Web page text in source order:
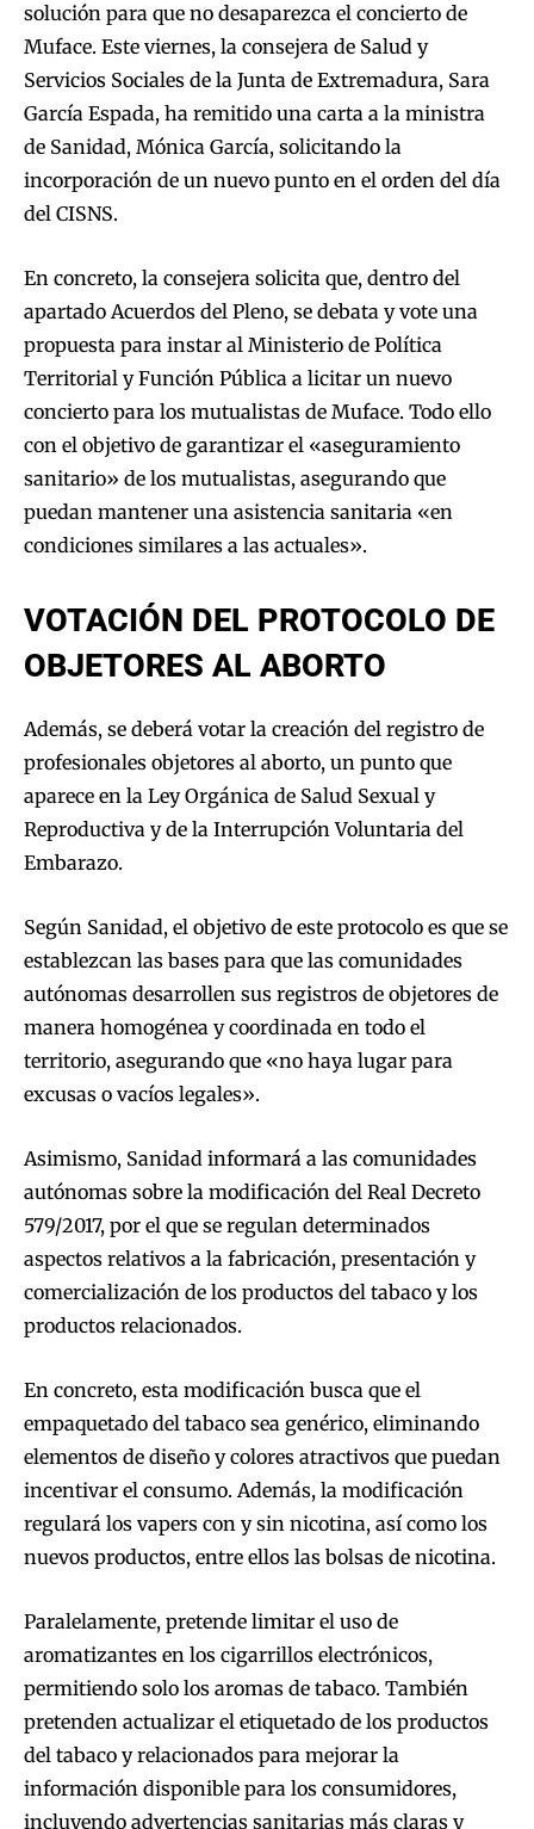
solución para que no desaparezca el concierto de
Muface. Este viernes, la consejera de Salud y
Servicios Sociales de la Junta de Extremadura, Sara
García Espada, ha remitido una carta a la ministra
de Sanidad, Mónica García, solicitando la
incorporación de un nuevo punto en el orden del día
del CISNS.
En concreto, la consejera solicita que, dentro del
apartado Acuerdos del Pleno, se debata y vote una
propuesta para instar al Ministerio de Política
Territorial y Función Pública a licitar un nuevo
concierto para los mutualistas de Muface. Todo ello
con el objetivo de garantizar el «aseguramiento
sanitario» de los mutualistas, asegurando que
puedan mantener una asistencia sanitaria «en
condiciones similares a las actuales».
VOTACIÓN DEL PROTOCOLO DE
OBJETORES AL ABORTO
Además, se deberá votar la creación del registro de
profesionales objetores al aborto, un punto que
aparece en la Ley Orgánica de Salud Sexual y
Reproductiva y de la Interrupción Voluntaria del
Embarazo.
Según Sanidad, el objetivo de este protocolo es que se
establezcan las bases para que las comunidades
autónomas desarrollen sus registros de objetores de
manera homogénea y coordinada en todo el
territorio, asegurando que «no haya lugar para
excusas o vacíos legales».
Asimismo, Sanidad informará a las comunidades
autónomas sobre la modificación del Real Decreto
579/2017, por el que se regulan determinados
aspectos relativos a la fabricación, presentación y
comercialización de los productos del tabaco y los
productos relacionados.
En concreto, esta modificación busca que el
empaquetado del tabaco sea genérico, eliminando
elementos de diseño y colores atractivos que puedan
incentivar el consumo. Además, la modificación
regulará los vapers con y sin nicotina, así como los
nuevos productos, entre ellos las bolsas de nicotina.
Paralelamente, pretende limitar el uso de
aromatizantes en los cigarrillos electrónicos,
permitiendo solo los aromas de tabaco. También
pretenden actualizar el etiquetado de los productos
del tabaco y relacionados para mejorar la
información disponible para los consumidores,
incluyendo advertencias sanitarias más claras y